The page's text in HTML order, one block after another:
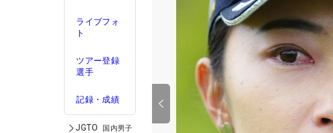
ライブフォ
ト
ツアー登録
選手
記録・成績
JGTO 国内男子